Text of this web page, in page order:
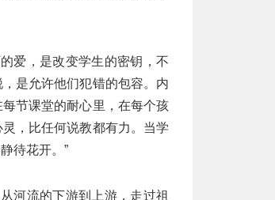
爱，是改变学生的密钥，不
是允许他们犯错的包容。内
节课堂的耐心里，在每个孩
，比任何说教都有力。当学
待花开。”
河流的下游到上游，走过祖